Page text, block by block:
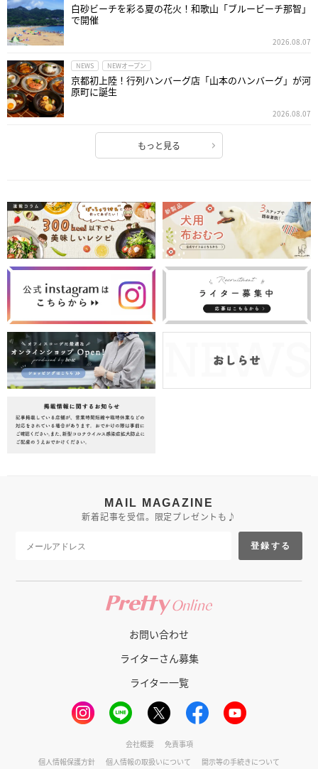
白砂ビーチを彩る夏の花火！和歌山「ブルービーチ那智」
で開催
2026.08.07
NEWS NEWオープン
京都初上陸！行列ハンバーグ店「山本のハンバーグ」が河
原町に誕生
2026.08.07
もっと見る
MAIL MAGAZINE
新着記事を受信。限定プレゼントも♪
登録する
お問い合わせ
ライターさん募集
ライター一覧
会社概要
免責事項
個人情報保護方針
個人情報の取扱いについて 開示等の手続きについて